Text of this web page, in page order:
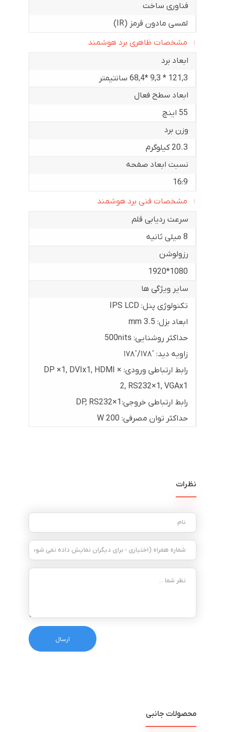
فناوری ساخت
لمسی مادون قرمز (IR)
مشخصات ظاهری برد هوشمند
ابعاد برد
121,3 * 9,3 *68,4 سانتیمتر
ابعاد سطح فعال
55 اینچ
وزن برد
20.3 کیلوگرم
نسبت ابعاد صفحه
16:9
مشخصات فنی برد هوشمند
سرعت ردیابی قلم
8 میلی ثانیه
رزولوشن
1080*1920
سایر ویژگی ها
تکنولوژی پنل: IPS LCD
ابعاد بزل: 3.5 mm
حداکثر روشنایی: 500nits
زاویه دید: ˚۱۷۸/˚۱۷۸
رابط ارتباطی ورودی: DP ×1, DVIx1, HDMI ×
2, RS232×1, VGAx1
رابط ارتباطی خروجی:DP, RS232×1
حداکثر توان مصرفی: 200 W
نظرات
محصولات جانبی